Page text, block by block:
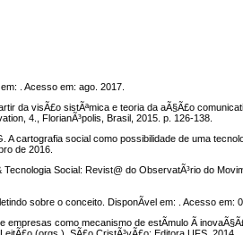
. Acesso em: ago. 2017.
da visÃ£o sistÃªmica e teoria da aÃ§Ã£o
4., FlorianÃ³polis, Brasil, 2015. p. 126-138.
A cartografia social como possibilidade de uma
de 2016.
Social: Revist@ do ObservatÃ³rio do
sobre o conceito. DisponÃ­vel em: . Acesso em:
empresas como mecanismo de estÃ­mulo Ã